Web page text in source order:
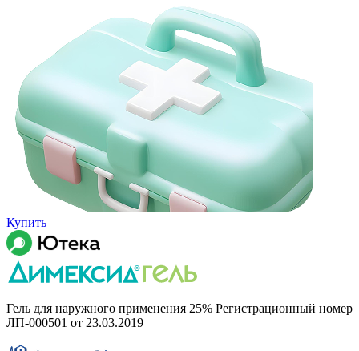
Купить
Гель для наружного применения 25% Регистрационный номер
ЛП-000501 от 23.03.2019